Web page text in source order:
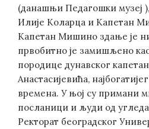
(данашњи Педагошки музеј
Илије Коларца и Капетан
Капетан Мишино здање је
првобитно је замишљено
породице дунавског
Анастасијевића,
времена. У њој су примани
посланици и људи од
Ректорат београдског